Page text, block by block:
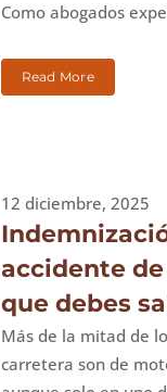
Como abogados
Read More
12 diciembre, 2025
accidente
que debes
Más de la mitad de
carretera son de